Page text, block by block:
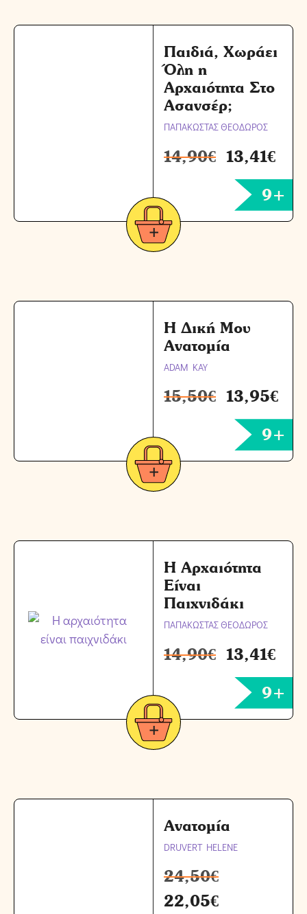
Παιδιά, Χωράει
Όλη η
Αρχαιότητα Στο
Ασανσέρ;
ΠΑΠΑΚΩΣΤΑΣ ΘΕΟΔΩΡΟΣ
14,90€ 13,41€
9+
Η Δική Μου
Ανατομία
ADAM KAY
15,50€ 13,95€
9+
Η Αρχαιότητα
Είναι
Παιχνιδάκι
ΠΑΠΑΚΩΣΤΑΣ ΘΕΟΔΩΡΟΣ
14,90€ 13,41€
9+
Ανατομία
DRUVERT HELENE
24,50€
22,05€